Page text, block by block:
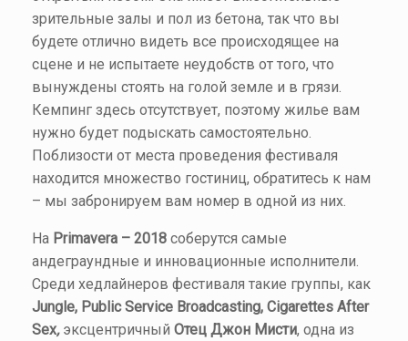
зрительные залы и пол из бетона, так что вы
будете отлично видеть все происходящее на
сцене и не испытаете неудобств от того, что
вынуждены стоять на голой земле и в грязи.
Кемпинг здесь отсутствует, поэтому жилье вам
нужно будет подыскать самостоятельно.
Поблизости от места проведения фестиваля
находится множество гостиниц, обратитесь к нам
– мы забронируем вам номер в одной из них.
На Primavera – 2018 соберутся самые
андеграундные и инновационные исполнители.
Среди хедлайнеров фестиваля такие группы, как
Jungle, Public Service Broadcasting, Cigarettes After
Sex, эксцентричный Отец Джон Мисти, одна из